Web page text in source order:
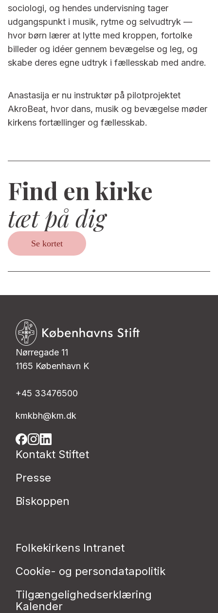
sociologi, og hendes undervisning tager
udgangspunkt i musik, rytme og selvudtryk —
hvor børn lærer at lytte med kroppen, fortolke
billeder og idéer gennem bevægelse og leg, og
skabe deres egne udtryk i fællesskab med andre.
Anastasija er nu instruktør på pilotprojektet
AkroBeat, hvor dans, musik og bevægelse møder
kirkens fortællinger og fællesskab.
Find en kirke
tæt på dig
Se kortet
Nørregade 11
1165 København K
+45 33476500
kmkbh@km.dk
Kontakt Stiftet
Presse
Biskoppen
Folkekirkens Intranet
Cookie- og persondatapolitik
Tilgængelighedserklæring
Kalender